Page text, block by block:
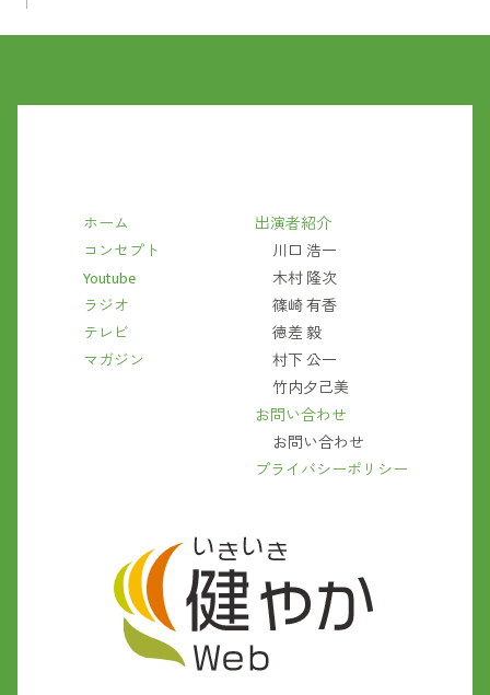
ホーム
コンセプト
Youtube
ラジオ
テレビ
マガジン
出演者紹介
川口 浩一
木村 隆次
篠崎 有香
徳差 毅
村下 公一
竹内夕己美
お問い合わせ
お問い合わせ
プライバシーポリシー